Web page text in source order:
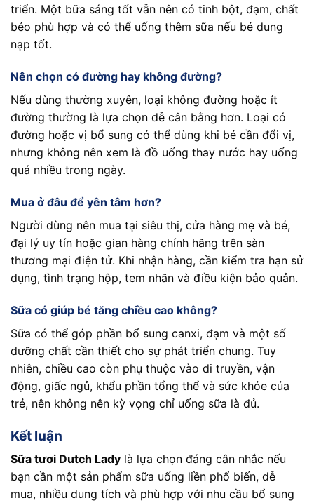
triển. Một bữa sáng tốt vẫn nên có tinh bột, đạm, chất
béo phù hợp và có thể uống thêm sữa nếu bé dung
nạp tốt.
Nên chọn có đường hay không đường?
Nếu dùng thường xuyên, loại không đường hoặc ít
đường thường là lựa chọn dễ cân bằng hơn. Loại có
đường hoặc vị bổ sung có thể dùng khi bé cần đổi vị,
nhưng không nên xem là đồ uống thay nước hay uống
quá nhiều trong ngày.
Mua ở đâu để yên tâm hơn?
Người dùng nên mua tại siêu thị, cửa hàng mẹ và bé,
đại lý uy tín hoặc gian hàng chính hãng trên sàn
thương mại điện tử. Khi nhận hàng, cần kiểm tra hạn sử
dụng, tình trạng hộp, tem nhãn và điều kiện bảo quản.
Sữa có giúp bé tăng chiều cao không?
Sữa có thể góp phần bổ sung canxi, đạm và một số
dưỡng chất cần thiết cho sự phát triển chung. Tuy
nhiên, chiều cao còn phụ thuộc vào di truyền, vận
động, giấc ngủ, khẩu phần tổng thể và sức khỏe của
trẻ, nên không nên kỳ vọng chỉ uống sữa là đủ.
Kết luận
Sữa tươi Dutch Lady là lựa chọn đáng cân nhắc nếu
bạn cần một sản phẩm sữa uống liền phổ biến, dễ
mua, nhiều dung tích và phù hợp với nhu cầu bổ sung